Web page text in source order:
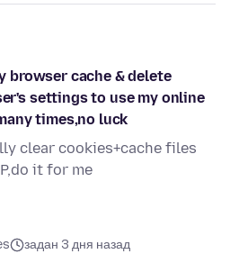
browser cache & delete
settings to use my online
times,no luck
clear cookies+cache files
it for me
задан 3 дня назад